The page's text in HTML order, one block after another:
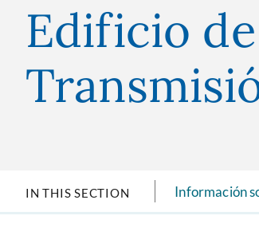
Edificio
IN THIS SECTION Información